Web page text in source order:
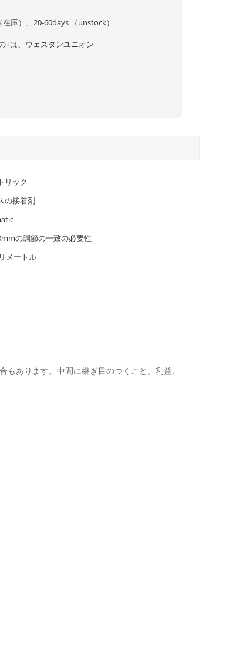
在庫）、20-60days （unstock）
Tは、ウェスタンユニオン
リック
の接着剤
の調節の一致の必要性
メートル
あります。中間に継ぎ目のつくこと。利益、